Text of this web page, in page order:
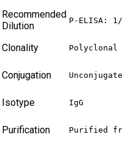
Recommended
Dilution
P-ELISA:
Clonality Polyclonal
Conjugation
Isotype IgG
Purification Purified